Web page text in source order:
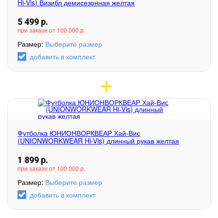
Hi-Vis) Визибл демисезонная желтая
5 499 р.
при заказе от 100 000 р.
Размер: Выберите размер
добавить в комплект
Футболка ЮНИОНВОРКВЕАР Хай-Вис
(UNIONWORKWEAR Hi-Vis) длинный рукав желтая
1 899 р.
при заказе от 100 000 р.
Размер: Выберите размер
добавить в комплект